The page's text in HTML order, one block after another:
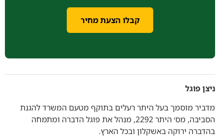
קבלו הצעת מחיר
ניצן פוגל
מדביר מוסמך בעל היתר רעלים בתוקף מטעם המשרד להגנת
הסביבה, מס׳ היתר 2292, מנהל את פוגל הדברה ומתמחה
בהדברה ירוקה באשקלון ובכל הארץ.